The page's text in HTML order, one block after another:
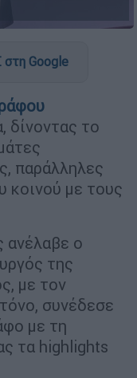
Google
δίνοντας το
παράλληλες
κοινού με τους
ανέλαβε ο
της
με τον
συνέδεσε
με τη
τα highlights